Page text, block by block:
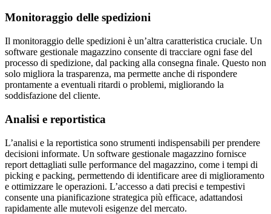
Monitoraggio delle spedizioni
Il monitoraggio delle spedizioni è un’altra caratteristica cruciale. Un
software gestionale magazzino consente di tracciare ogni fase del
processo di spedizione, dal packing alla consegna finale. Questo non
solo migliora la trasparenza, ma permette anche di rispondere
prontamente a eventuali ritardi o problemi, migliorando la
soddisfazione del cliente.
Analisi e reportistica
L’analisi e la reportistica sono strumenti indispensabili per prendere
decisioni informate. Un software gestionale magazzino fornisce
report dettagliati sulle performance del magazzino, come i tempi di
picking e packing, permettendo di identificare aree di miglioramento
e ottimizzare le operazioni. L’accesso a dati precisi e tempestivi
consente una pianificazione strategica più efficace, adattandosi
rapidamente alle mutevoli esigenze del mercato.